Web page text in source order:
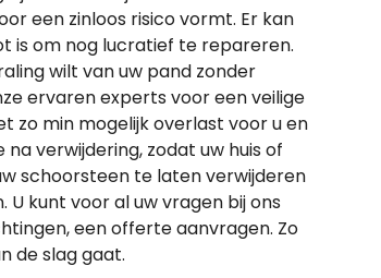
een zinloos risico vormt. Er kan
is om nog lucratief te repareren.
wilt van uw pand zonder
ervaren experts voor een veilige
zo min mogelijk overlast voor u en
verwijdering, zodat uw huis of
schoorsteen te laten verwijderen
U kunt voor al uw vragen bij ons
een offerte aanvragen. Zo
de slag gaat.